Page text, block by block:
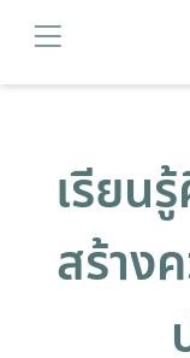
เรียน
สร้าง